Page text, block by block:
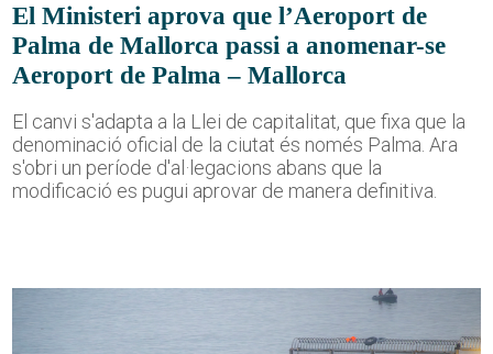
El Ministeri aprova que l’Aeroport de
Palma de Mallorca passi a anomenar-se
Aeroport de Palma – Mallorca
El canvi s'adapta a la Llei de capitalitat, que fixa que la
denominació oficial de la ciutat és només Palma. Ara
s'obri un període d'al·legacions abans que la
modificació es pugui aprovar de manera definitiva.